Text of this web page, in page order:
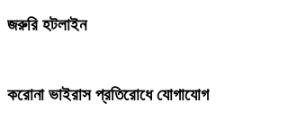
জরুরি হটলাইন
করোনা ভাইরাস প্রতিরোধে যোগাযোগ